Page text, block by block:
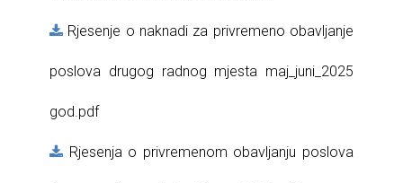
Rjesenje o naknadi za privremeno obavljanje
poslova drugog radnog mjesta maj_juni_2025
god.pdf
Rjesenja o privremenom obavljanju poslova